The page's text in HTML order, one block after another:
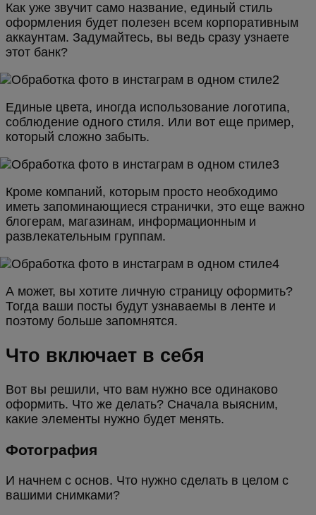
Как уже звучит само название, единый стиль
оформления будет полезен всем корпоративным
аккаунтам. Задумайтесь, вы ведь сразу узнаете
этот банк?
Единые цвета, иногда использование логотипа,
соблюдение одного стиля. Или вот еще пример,
который сложно забыть.
Кроме компаний, которым просто необходимо
иметь запоминающиеся странички, это еще важно
блогерам, магазинам, информационным и
развлекательным группам.
А может, вы хотите личную страницу оформить?
Тогда ваши посты будут узнаваемы в ленте и
поэтому больше запомнятся.
Что включает в себя
Вот вы решили, что вам нужно все одинаково
оформить. Что же делать? Сначала выясним,
какие элементы нужно будет менять.
Фотография
И начнем с основ. Что нужно сделать в целом с
вашими снимками?